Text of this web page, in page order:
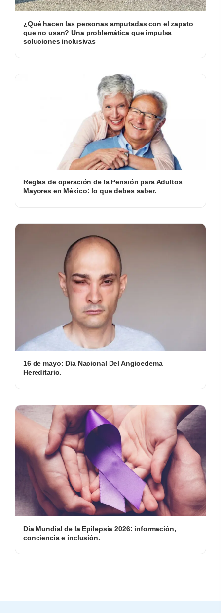
¿Qué hacen las personas amputadas con el zapato
que no usan? Una problemática que impulsa
soluciones inclusivas
Reglas de operación de la Pensión para Adultos
Mayores en México: lo que debes saber.
16 de mayo: Día Nacional Del Angioedema
Hereditario.
Día Mundial de la Epilepsia 2026: información,
conciencia e inclusión.